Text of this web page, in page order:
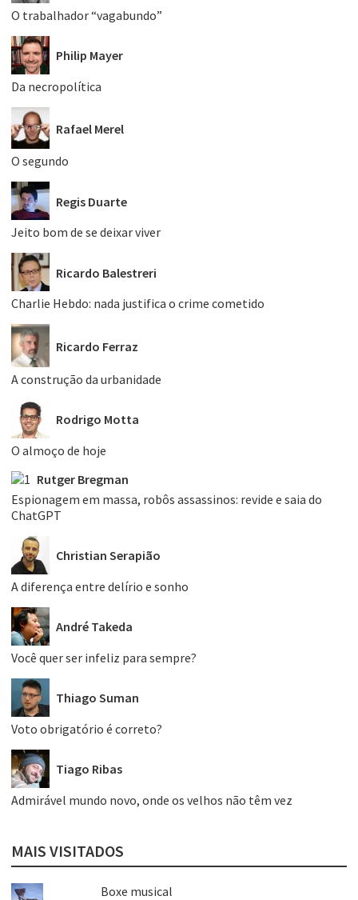
O trabalhador “vagabundo”
Philip Mayer
Da necropolítica
Rafael Merel
O segundo
Regis Duarte
Jeito bom de se deixar viver
Ricardo Balestreri
Charlie Hebdo: nada justifica o crime cometido
Ricardo Ferraz
A construção da urbanidade
Rodrigo Motta
O almoço de hoje
Rutger Bregman
Espionagem em massa, robôs assassinos: revide e saia do
ChatGPT
Christian Serapião
A diferença entre delírio e sonho
André Takeda
Você quer ser infeliz para sempre?
Thiago Suman
Voto obrigatório é correto?
Tiago Ribas
Admirável mundo novo, onde os velhos não têm vez
MAIS VISITADOS
Boxe musical